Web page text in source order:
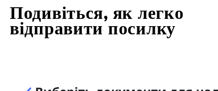
Подивіться, як легко
відправити посилку